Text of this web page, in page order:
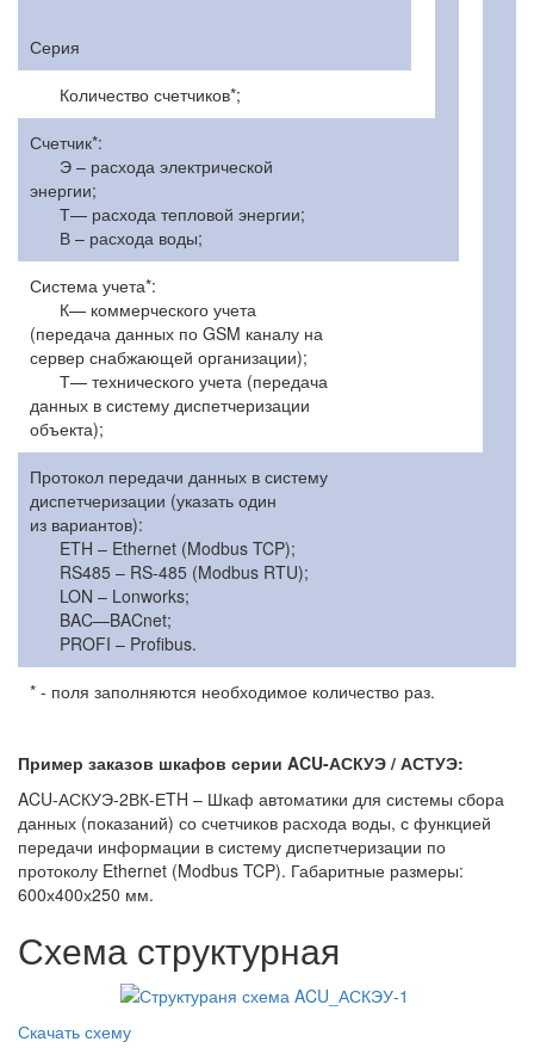
Серия
Количество счетчиков*;
Счетчик*:
Э – расхода электрической
энергии;
Т— расхода тепловой энергии;
В – расхода воды;
Система учета*:
К— коммерческого учета
(передача данных по GSM каналу на
сервер снабжающей организации);
Т— технического учета (передача
данных в систему диспетчеризации
объекта);
Протокол передачи данных в систему
диспетчеризации (указать один
из вариантов):
ETH – Ethernet (Modbus TCP);
RS485 – RS-485 (Modbus RTU);
LON – Lonworks;
BAC—BACnet;
PROFI – Profibus.
* - поля заполняются необходимое количество раз.
Пример заказов шкафов серии ACU-АСКУЭ / АСТУЭ:
ACU-АСКУЭ-2ВК-ЕTH – Шкаф автоматики для системы сбора
данных (показаний) со счетчиков расхода воды, с функцией
передачи информации в систему диспетчеризации по
протоколу Ethernet (Modbus TCP). Габаритные размеры:
600х400х250 мм.
Схема структурная
Скачать схему